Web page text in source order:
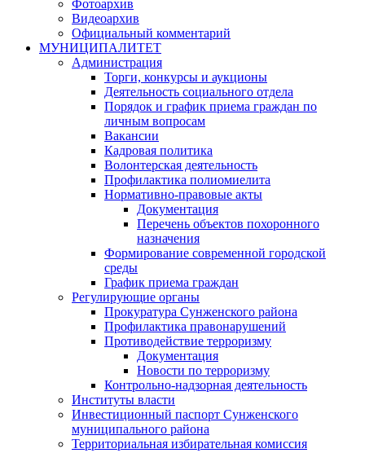
Фотоархив
Видеоархив
Официальный комментарий
МУНИЦИПАЛИТЕТ
Администрация
Торги, конкурсы и аукционы
Деятельность социального отдела
Порядок и график приема граждан по
личным вопросам
Вакансии
Кадровая политика
Волонтерская деятельность
Профилактика полиомиелита
Нормативно-правовые акты
Документация
Перечень объектов похоронного
назначения
Формирование современной городской
среды
График приема граждан
Регулирующие органы
Прокуратура Сунженского района
Профилактика правонарушений
Противодействие терроризму
Документация
Новости по терроризму
Контрольно-надзорная деятельность
Институты власти
Инвестиционный паспорт Сунженского
муниципального района
Территориальная избирательная комиссия